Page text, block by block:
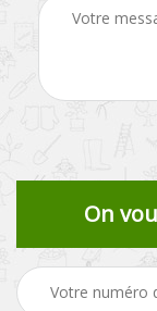
On